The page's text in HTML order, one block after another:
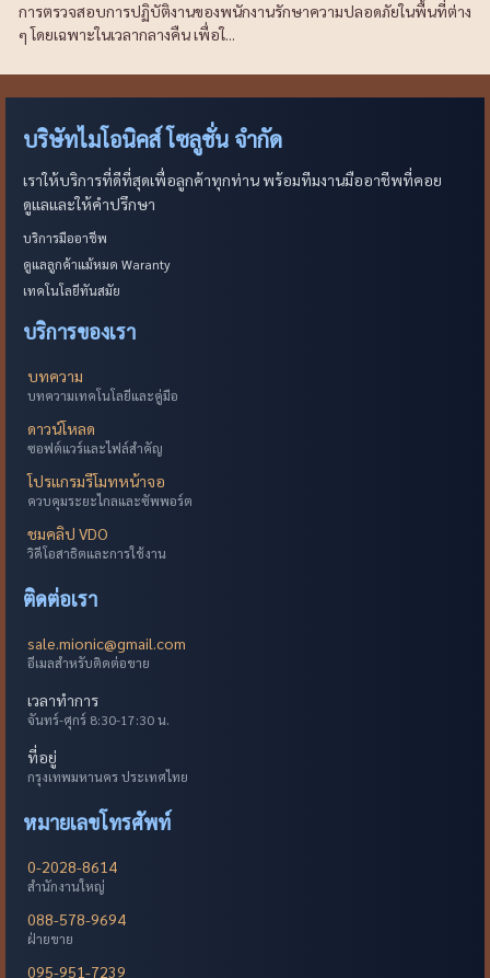
การตรวจสอบการปฏิบัติงานของพนักงานรักษาความปลอดภัยในพื้นที่ต่าง
ๆ โดยเฉพาะในเวลากลางคืน เพื่อใ...
บริษัทไมโอนิคส์ โซลูชั่น จำกัด
เราให้บริการที่ดีที่สุดเพื่อลูกค้าทุกท่าน พร้อมทีมงานมืออาชีพที่คอย
ดูแลและให้คำปรึกษา
บริการมืออาชีพ
ดูแลลูกค้าแม้หมด Waranty
เทคโนโลยีทันสมัย
บริการของเรา
บทความ
บทความเทคโนโลยีและคู่มือ
ดาวน์โหลด
ซอฟต์แวร์และไฟล์สำคัญ
โปรแกรมรีโมทหน้าจอ
ควบคุมระยะไกลและซัพพอร์ต
ชมคลิป VDO
วิดีโอสาธิตและการใช้งาน
ติดต่อเรา
sale.mionic@gmail.com
อีเมลสำหรับติดต่อขาย
เวลาทำการ
จันทร์-ศุกร์ 8:30-17:30 น.
ที่อยู่
กรุงเทพมหานคร ประเทศไทย
หมายเลขโทรศัพท์
0-2028-8614
สำนักงานใหญ่
088-578-9694
ฝ่ายขาย
095-951-7239